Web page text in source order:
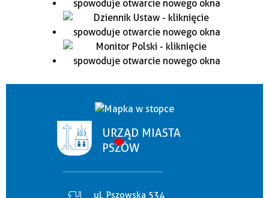
URZĄD MIASTA
PSZÓW
ul. Pszowska 534